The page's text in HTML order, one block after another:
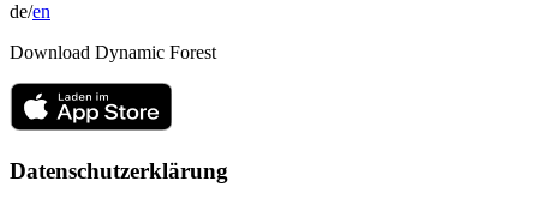
de/en
Download Dynamic Forest
Datenschutzerklärung